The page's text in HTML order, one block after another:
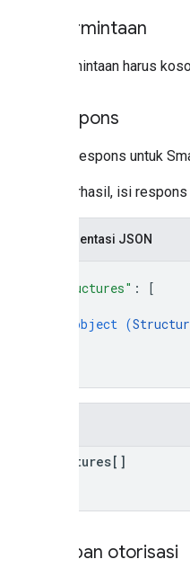
Isi permintaan
Isi permintaan harus
Isi respons
Pesan respons untuk
Jika berhasil, isi
Representasi JSON
"structures" :
[
object (
structures[]
Cakupan otorisasi